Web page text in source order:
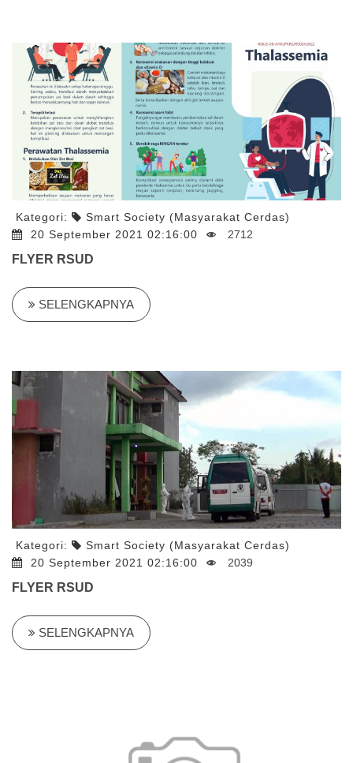
Kategori:
Smart Society (Masyarakat Cerdas)
20 September 2021 02:16:00
2712
FLYER RSUD
SELENGKAPNYA
Kategori:
Smart Society (Masyarakat Cerdas)
20 September 2021 02:16:00
2039
FLYER RSUD
SELENGKAPNYA